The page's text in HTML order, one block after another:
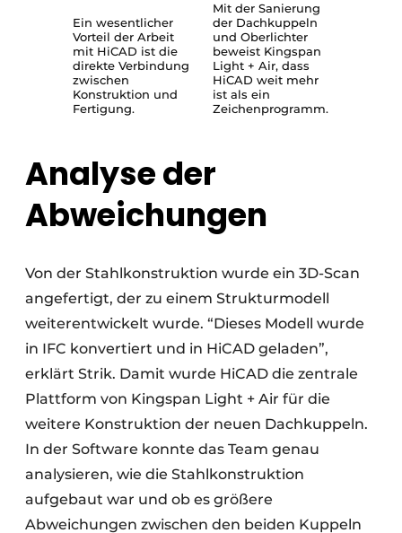
Ein wesentlicher
Vorteil der Arbeit
mit HiCAD ist die
direkte Verbindung
zwischen
Konstruktion und
Fertigung.
Mit der Sanierung
der Dachkuppeln
und Oberlichter
beweist Kingspan
Light + Air, dass
HiCAD weit mehr
ist als ein
Zeichenprogramm.
Analyse der
Abweichungen
Von der Stahlkonstruktion wurde ein 3D-Scan
angefertigt, der zu einem Strukturmodell
weiterentwickelt wurde. “Dieses Modell wurde
in IFC konvertiert und in HiCAD geladen”,
erklärt Strik. Damit wurde HiCAD die zentrale
Plattform von Kingspan Light + Air für die
weitere Konstruktion der neuen Dachkuppeln.
In der Software konnte das Team genau
analysieren, wie die Stahlkonstruktion
aufgebaut war und ob es größere
Abweichungen zwischen den beiden Kuppeln